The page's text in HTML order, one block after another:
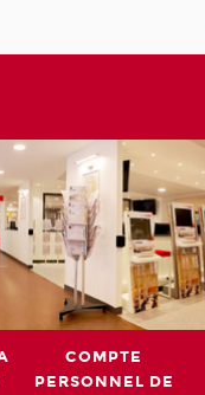
COMPTE
PERSONNEL DE